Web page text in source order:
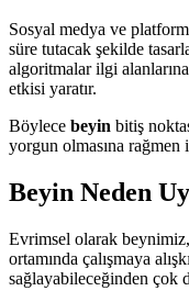
Sosyal medya ve
süre tutacak şekilde
algoritmalar ilgi
etkisi yaratır.
Böylece beyin bitiş
yorgun olmasına rağmen
Beyin Neden
Evrimsel olarak beynimiz,
ortamında çalışmaya
sağlayabileceğinden çok